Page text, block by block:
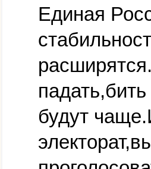
Единая
будут